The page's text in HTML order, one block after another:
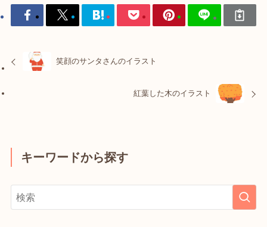
笑顔のサンタさんのイラスト
紅葉した木のイラスト
キーワードから探す